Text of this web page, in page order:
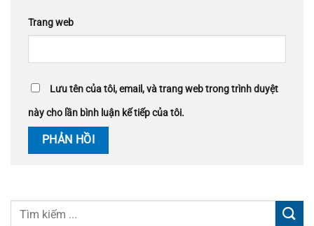
Trang web
Lưu tên của tôi, email, và trang web trong trình duyệt
này cho lần bình luận kế tiếp của tôi.